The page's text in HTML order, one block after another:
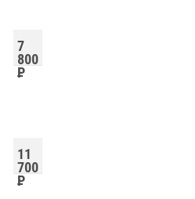
7
800
Р
11
700
Р